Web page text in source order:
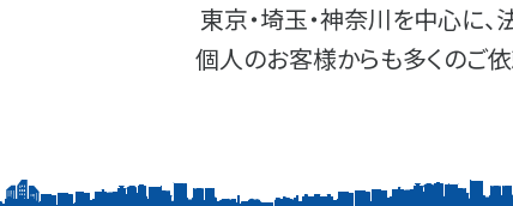
東京・埼玉・神奈川を中心に
個人のお客様からも多くのご依